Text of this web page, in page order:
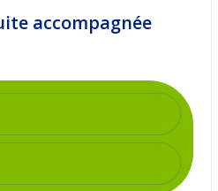
accompagnée